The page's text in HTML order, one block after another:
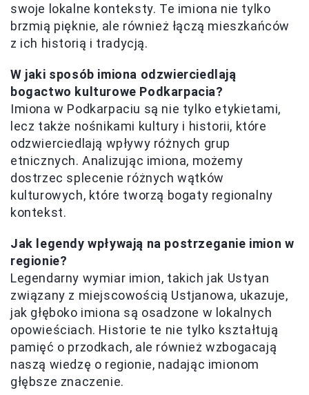
swoje lokalne konteksty. Te imiona nie tylko
brzmią pięknie, ale również łączą mieszkańców
z ich historią i tradycją.
W jaki sposób imiona odzwierciedlają
bogactwo kulturowe Podkarpacia?
Imiona w Podkarpaciu są nie tylko etykietami,
lecz także nośnikami kultury i historii, które
odzwierciedlają wpływy różnych grup
etnicznych. Analizując imiona, możemy
dostrzec splecenie różnych wątków
kulturowych, które tworzą bogaty regionalny
kontekst.
Jak legendy wpływają na postrzeganie imion w
regionie?
Legendarny wymiar imion, takich jak Ustyan
związany z miejscowością Ustjanowa, ukazuje,
jak głęboko imiona są osadzone w lokalnych
opowieściach. Historie te nie tylko kształtują
pamięć o przodkach, ale również wzbogacają
naszą wiedzę o regionie, nadając imionom
głębsze znaczenie.